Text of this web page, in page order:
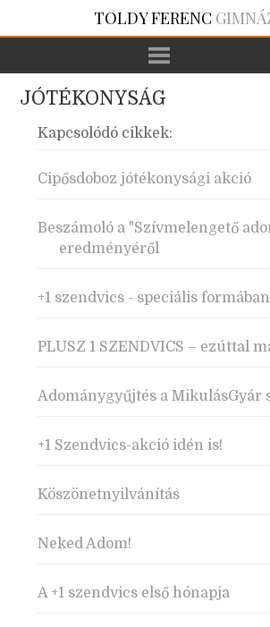
TOLDY FERENC
JÓTÉKONYSÁG
Kapcsolódó cikkek:
Cipősdoboz jótékonysági akció
Beszámoló a "Szívmelengető
eredményéről
+1 szendvics - speciális formában
PLUSZ 1 SZENDVICS – ezúttal
Adománygyűjtés a MikulásGyár
+1 Szendvics-akció idén is!
Köszönetnyilvánítás
Neked Adom!
A +1 szendvics első hónapja